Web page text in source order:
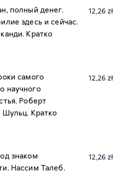
полный денег.
здесь и сейчас.
Кратко
12,26 zł
самого
научного
Роберт
Шульц. Кратко
12,26 zł
знаком
Нассим Талеб.
12,26 zł